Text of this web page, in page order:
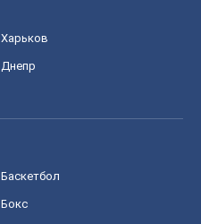
Харьков
Днепр
Баскетбол
Бокс